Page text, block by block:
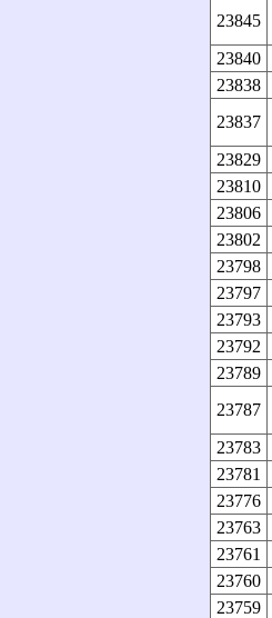
23845
23840
23838
23837
23829
23810
23806
23802
23798
23797
23793
23792
23789
23787
23783
23781
23776
23763
23761
23760
23759